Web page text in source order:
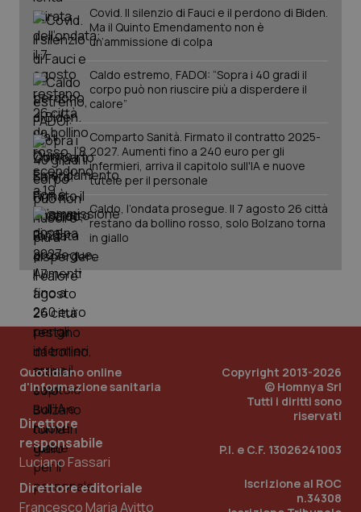
Covid. Il silenzio di Fauci e il perdono di Biden.
Ma il Quinto Emendamento non è
un’ammissione di colpa
Caldo estremo, FADOI: “Sopra i 40 gradi il
corpo può non riuscire più a disperdere il
calore”
Comparto Sanità. Firmato il contratto 2025-
2027. Aumenti fino a 240 euro per gli
infermieri, arriva il capitolo sull'IA e nuove
tutele per il personale
Caldo, l’ondata prosegue. Il 7 agosto 26 città
restano da bollino rosso, solo Bolzano torna
in giallo
Quotidiano online
d'informazione sanitaria
Direttore
responsabile
Luciano Fassari
Direttore editoriale
Francesco Maria Avitto
Copyright 2013-2026
© Homnya Srl
Tutti i diritti sono
riservati
P.I. e C.F. 13026241003
Iscrizione al ROC
n.34308
PHPSESSID